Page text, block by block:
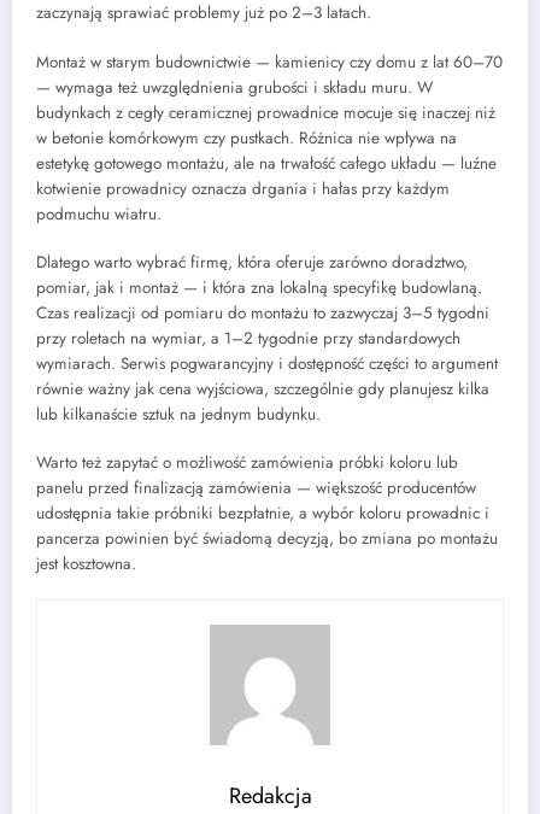
zaczynają sprawiać problemy już po 2–3 latach.
Montaż w starym budownictwie — kamienicy czy domu z lat 60–70
— wymaga też uwzględnienia grubości i składu muru. W
budynkach z cegły ceramicznej prowadnice mocuje się inaczej niż
w betonie komórkowym czy pustkach. Różnica nie wpływa na
estetykę gotowego montażu, ale na trwałość całego układu — luźne
kotwienie prowadnicy oznacza drgania i hałas przy każdym
podmuchu wiatru.
Dlatego warto wybrać firmę, która oferuje zarówno doradztwo,
pomiar, jak i montaż — i która zna lokalną specyfikę budowlaną.
Czas realizacji od pomiaru do montażu to zazwyczaj 3–5 tygodni
przy roletach na wymiar, a 1–2 tygodnie przy standardowych
wymiarach. Serwis pogwarancyjny i dostępność części to argument
równie ważny jak cena wyjściowa, szczególnie gdy planujesz kilka
lub kilkanaście sztuk na jednym budynku.
Warto też zapytać o możliwość zamówienia próbki koloru lub
panelu przed finalizacją zamówienia — większość producentów
udostępnia takie próbniki bezpłatnie, a wybór koloru prowadnic i
pancerza powinien być świadomą decyzją, bo zmiana po montażu
jest kosztowna.
Redakcja